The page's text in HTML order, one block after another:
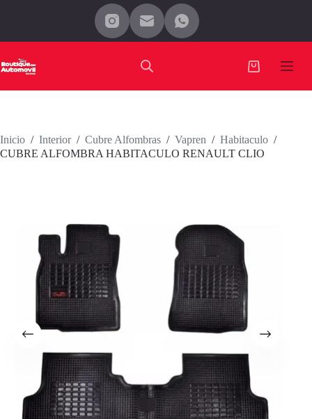
Carro
Inicio / Interior / Cubre Alfombras / Vapren / Habitaculo /
CUBRE ALFOMBRA HABITACULO RENAULT CLIO